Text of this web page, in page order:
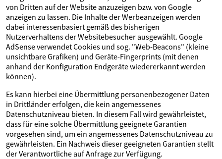
von Dritten auf der Website anzuzeigen bzw. von Google
anzeigen zu lassen. Die Inhalte der Werbeanzeigen werden
dabei interessenbasiert gemäß des bisherigen
Nutzerverhaltens der Websitebesucher ausgewählt. Google
AdSense verwendet Cookies und sog. "Web-Beacons" (kleine
unsichtbare Grafiken) und Geräte-Fingerprints (mit denen
anhand der Konfiguration Endgeräte wiedererkannt werden
können).
Es kann hierbei eine Übermittlung personenbezogener Daten
in Drittländer erfolgen, die kein angemessenes
Datenschutzniveau bieten. In diesem Fall wird gewährleistet,
dass für eine solche Übermittlung geeignete Garantien
vorgesehen sind, um ein angemessenes Datenschutzniveau zu
gewährleisten. Ein Nachweis dieser geeigneten Garantien stellt
der Verantwortliche auf Anfrage zur Verfügung.